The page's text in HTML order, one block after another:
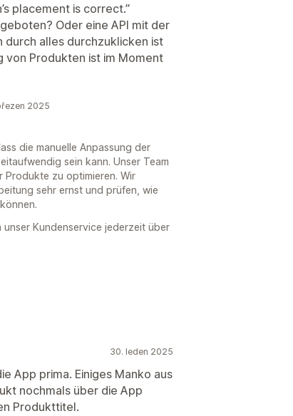
placement is correct.”
Oder eine API mit der
durch alles durchzuklicken ist
von Produkten ist im Moment
2025
die manuelle Anpassung der
sein kann. Unser Team
zu optimieren. Wir
sehr ernst und prüfen, wie
Kundenservice jederzeit über
30. leden 2025
App prima. Einiges Manko aus
nochmals über die App
Produkttitel.